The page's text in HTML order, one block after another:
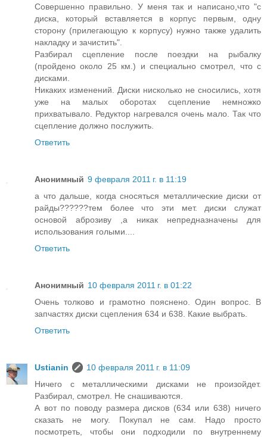
Совершенно правильно. У меня так и написано,что "с
диска, который вставляется в корпус первым, одну
сторону (прилегающую к корпусу) нужно также удалить
накладку и зачистить".
Разбирал сцепление после поездки на рыбалку
(пройдено около 25 км.) и специально смотрел, что с
дисками.
Никаких изменений. Диски нисколько не сносились, хотя
уже на малых оборотах сцепление немножко
прихватывало. Редуктор нагревался очень мало. Так что
сцепление должно послужить.
Ответить
Анонимный 9 февраля 2011 г. в 11:19
а что дальше, когда сносяться металлические диски от
райды??????тем более что эти мет. диски служат
основой аброзиву ,а никак непредназначены для
использования голыми....
Ответить
Анонимный 10 февраля 2011 г. в 01:22
Очень толково и грамотно пояснено. Один вопрос. В
запчастях диски сцепления 634 и 638. Какие выбрать.
Ответить
Ustianin
10 февраля 2011 г. в 11:09
Ничего с металлическими дисками не произойдет.
Разбирал, смотрел. Не снашиваются.
А вот по поводу размера дисков (634 или 638) ничего
сказать не могу. Покупал не сам. Надо просто
посмотреть, чтобы они подходили по внутреннему